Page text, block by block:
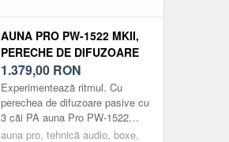
AUNA PRO PW-1522 MKII,
PERECHE DE DIFUZOARE
PASIVE PA, 15 ", 400 W RMS
/ 800 W MAX.
1.379,00 RON
Experimentează ritmul. Cu
perechea de difuzoare pasive cu
3 căi PA auna Pro PW-1522
MKII, sunetul este de partea
auna pro, tehnică audio, boxe,